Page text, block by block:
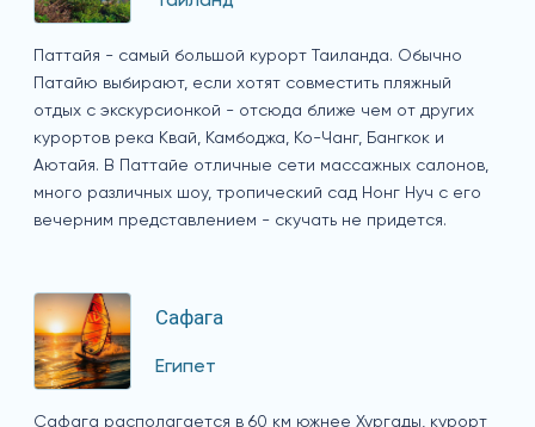
Паттайя - самый большой курорт Таиланда. Обычно
Патайю выбирают, если хотят совместить пляжный
отдых с экскурсионкой - отсюда ближе чем от других
курортов река Квай, Камбоджа, Ко-Чанг, Бангкок и
Аютайя. В Паттайе отличные сети массажных салонов,
много различных шоу, тропический сад Нонг Нуч с его
вечерним представлением - скучать не придется.
Сафага
Египет
Сафага располагается в 60 км южнее Хургады, курорт